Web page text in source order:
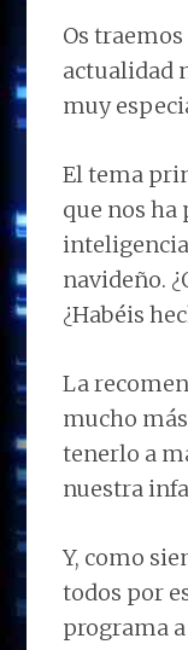
Os
actualidad
muy
El tema
que nos ha
navideño.
¿Habéis
La
mucho
tenerlo a
nuestra
Y, como
todos por
programa